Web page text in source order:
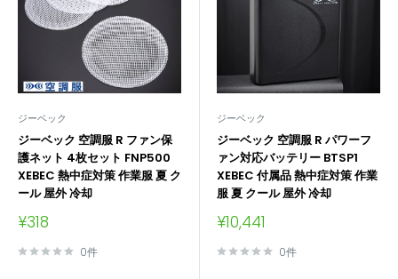
ジーベック
ジーベック 空調服 R ファン保
護ネット 4枚セット FNP500
XEBEC 熱中症対策 作業服 夏 ク
ール 屋外 冷却
販
価
¥318
0件
ジーベック
ジーベック 空調服 R パワーフ
ァン対応バッテリー BTSP1
XEBEC 付属品 熱中症対策 作業
服 夏 クール 屋外 冷却
販
価
¥10,441
0件